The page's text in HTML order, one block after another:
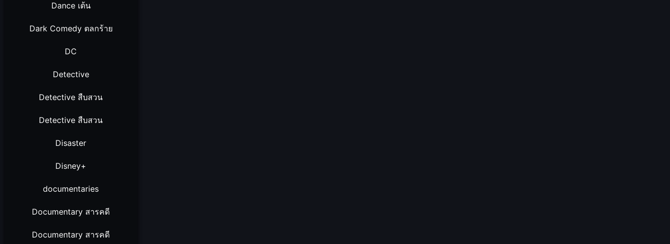
Dance เต้น
Dark Comedy ตลกร้าย
DC
Detective
Detective สืบสวน
Detective สืบสวน
Disaster
Disney+
documentaries
Documentary สารคดี
Documentary สารคดี